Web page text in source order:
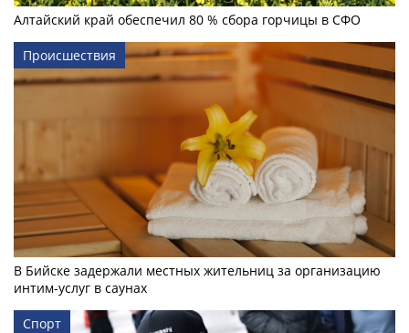
Алтайский край обеспечил 80 % сбора горчицы в СФО
Происшествия
В Бийске задержали местных жительниц за организацию
интим-услуг в саунах
Спорт